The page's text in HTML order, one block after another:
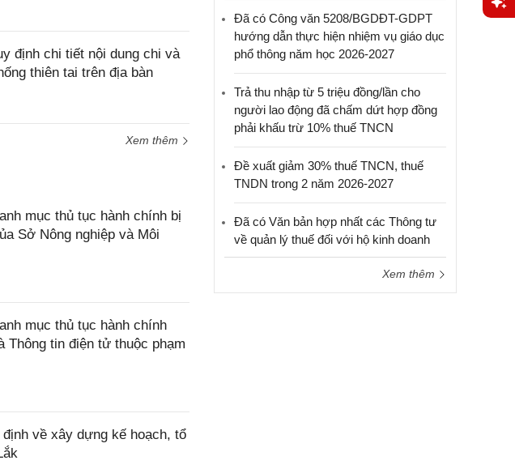
định chi tiết nội dung chi và
thiên tai trên địa bàn
Xem thêm
mục thủ tục hành chính bị
Sở Nông nghiệp và Môi
mục thủ tục hành chính
tin điện tử thuộc phạm
về xây dựng kế hoạch, tổ
Đã có Công văn 5208/BGDĐT-GDPT
hướng dẫn thực hiện nhiệm vụ giáo dục
phổ thông năm học 2026-2027
Trả thu nhập từ 5 triệu đồng/lần cho
người lao động đã chấm dứt hợp đồng
phải khấu trừ 10% thuế TNCN
Đề xuất giảm 30% thuế TNCN, thuế
TNDN trong 2 năm 2026-2027
Đã có Văn bản hợp nhất các Thông tư
về quản lý thuế đối với hộ kinh doanh
Xem thêm